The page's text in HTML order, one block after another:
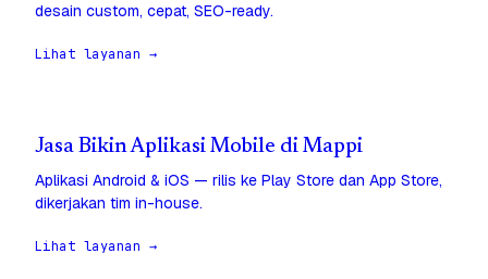
desain custom, cepat, SEO-ready.
Lihat layanan →
Jasa Bikin Aplikasi Mobile di Mappi
Aplikasi Android & iOS — rilis ke Play Store dan App Store,
dikerjakan tim in-house.
Lihat layanan →